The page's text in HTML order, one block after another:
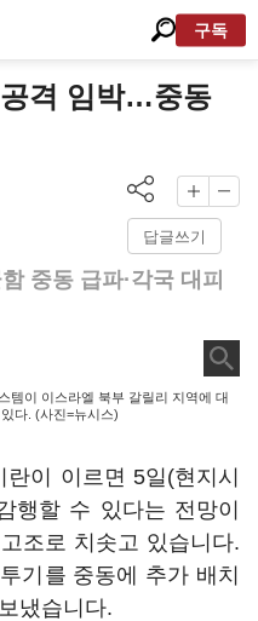
구독
격 임박…중동
답글쓰기
중동 급파·각국 대피
템이 이스라엘 북부 갈릴리 지역에 대
다. (사진=뉴시스)
이 이르면 5일(현지시
행할 수 있다는 전망이
조로 치솟고 있습니다.
기를 중동에 추가 배치
냈습니다.